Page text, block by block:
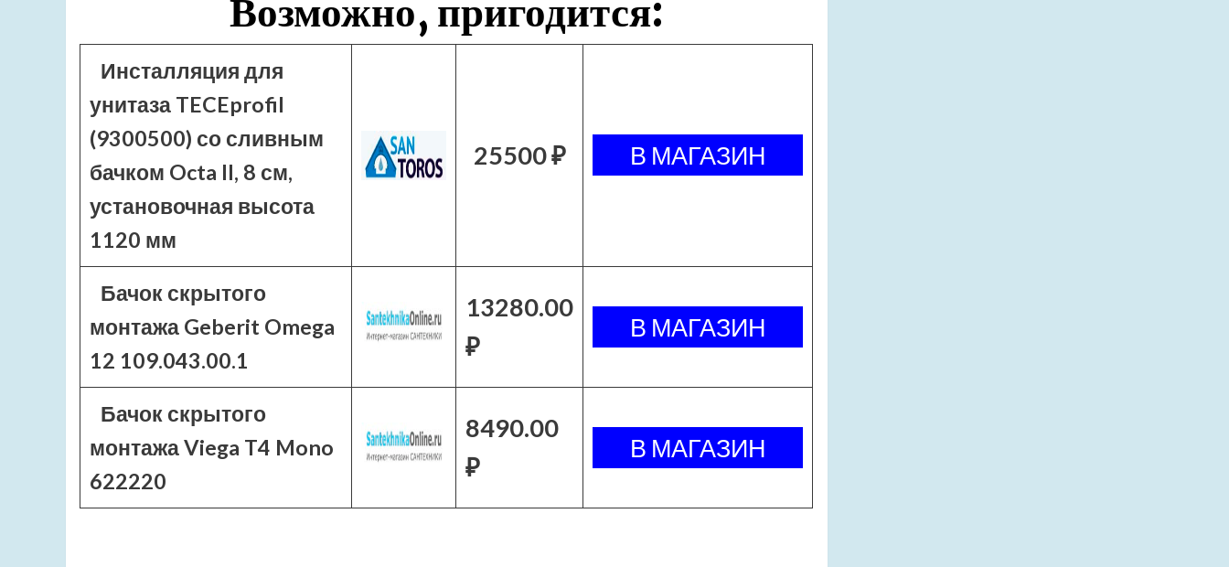
Возможно, пригодится:
Инсталляция для
унитаза TECEprofil
(9300500) со сливным
бачком Octa II, 8 см,
установочная высота
1120 мм
25500 ₽
Бачок скрытого
монтажа Geberit Omega
12 109.043.00.1
13280.00
₽
Бачок скрытого
монтажа Viega T4 Mono
622220
8490.00
₽